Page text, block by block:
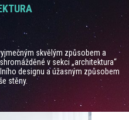
skvělým způsobem a
v sekci „architektura“
designu a úžasným způsobem
stěny.